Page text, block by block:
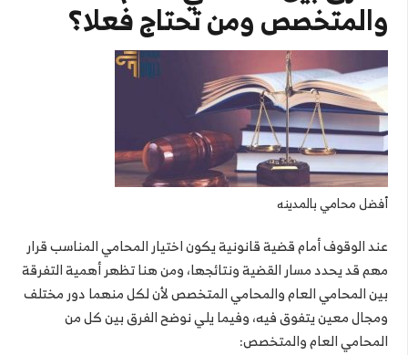
والمتخصص ومن تحتاج فعلا؟
أفضل محامي بالمدينه
عند الوقوف أمام قضية قانونية يكون اختيار المحامي المناسب قرار
مهم قد يحدد مسار القضية ونتائجها، ومن هنا تظهر أهمية التفرقة
بين المحامي العام والمحامي المتخصص لأن لكل منهما دور مختلف
ومجال معين يتفوق فيه، وفيما يلي نوضح الفرق بين كل من
المحامي العام والمتخصص: